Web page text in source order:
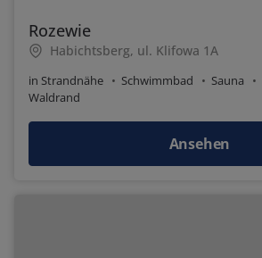
Rozewie
Habichtsberg, ul. Klifowa 1A
in Strandnähe Schwimmbad Sauna
Waldrand
Ansehen